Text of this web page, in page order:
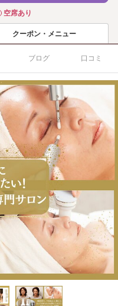
◯空席あり
クーポン・メニュー
ブログ 口コミ